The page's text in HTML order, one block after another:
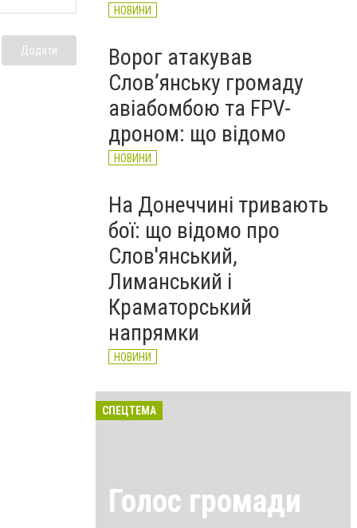
Додати
НОВИНИ
Ворог атакував
Слов’янську громаду
авіабомбою та FPV-
дроном: що відомо
НОВИНИ
На Донеччині тривають
бої: що відомо про
Слов'янський,
Лиманський і
Краматорський
напрямки
НОВИНИ
СПЕЦТЕМА
Голос громади